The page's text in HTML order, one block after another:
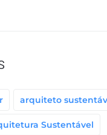
arquiteto
Sustentável